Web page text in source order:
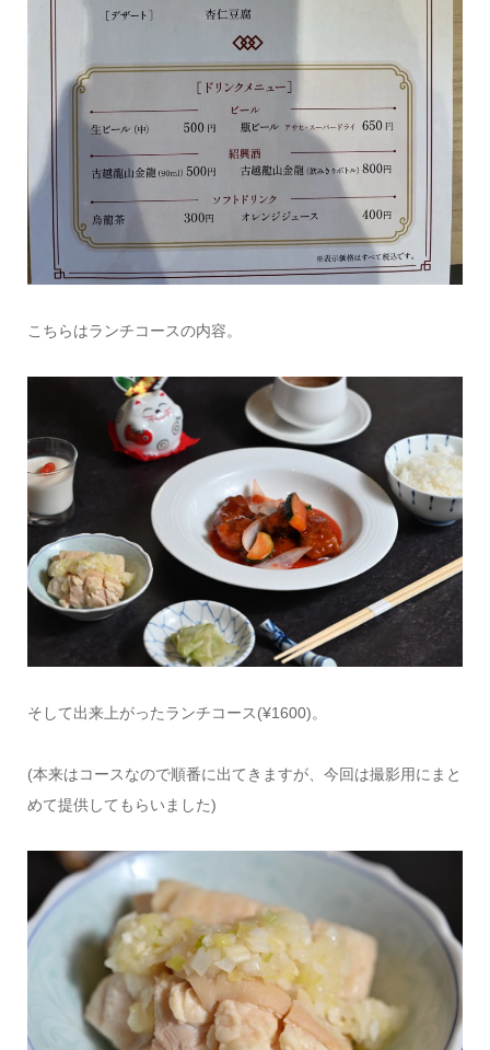
こちらはランチコースの内容。
そして出来上がったランチコース(¥1600)。
(本来はコースなので順番に出てきますが、今回は撮影用にまと
めて提供してもらいました)